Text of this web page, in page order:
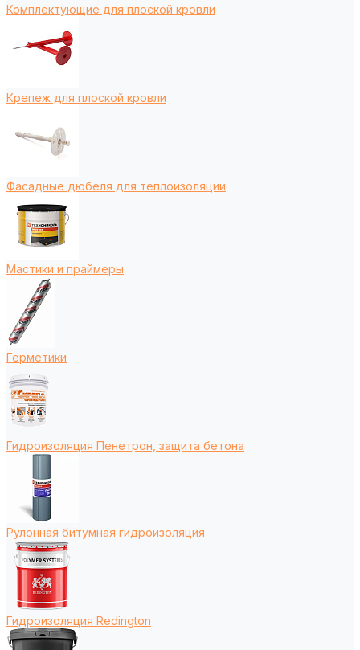
Комплектующие для плоской кровли
Крепеж для плоской кровли
Фасадные дюбеля для теплоизоляции
Мастики и праймеры
Герметики
Гидроизоляция Пенетрон, защита бетона
Рулонная битумная гидроизоляция
Гидроизоляция Redington